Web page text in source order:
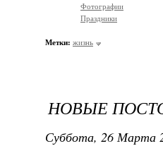
Фотографии
Праздники
Метки: жизнь
НОВЫЕ
Суббота, 26 Марта